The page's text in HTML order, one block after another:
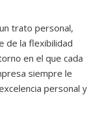
trato personal,
de la flexibilidad
en el que cada
siempre le
personal y